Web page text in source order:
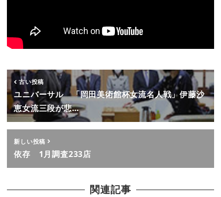
古い投稿
ユニバーサル 「岡田美術館杯女流名人戦」伊藤沙
恵女流三段が悲…
新しい投稿
依存 1月調査233店
関連記事